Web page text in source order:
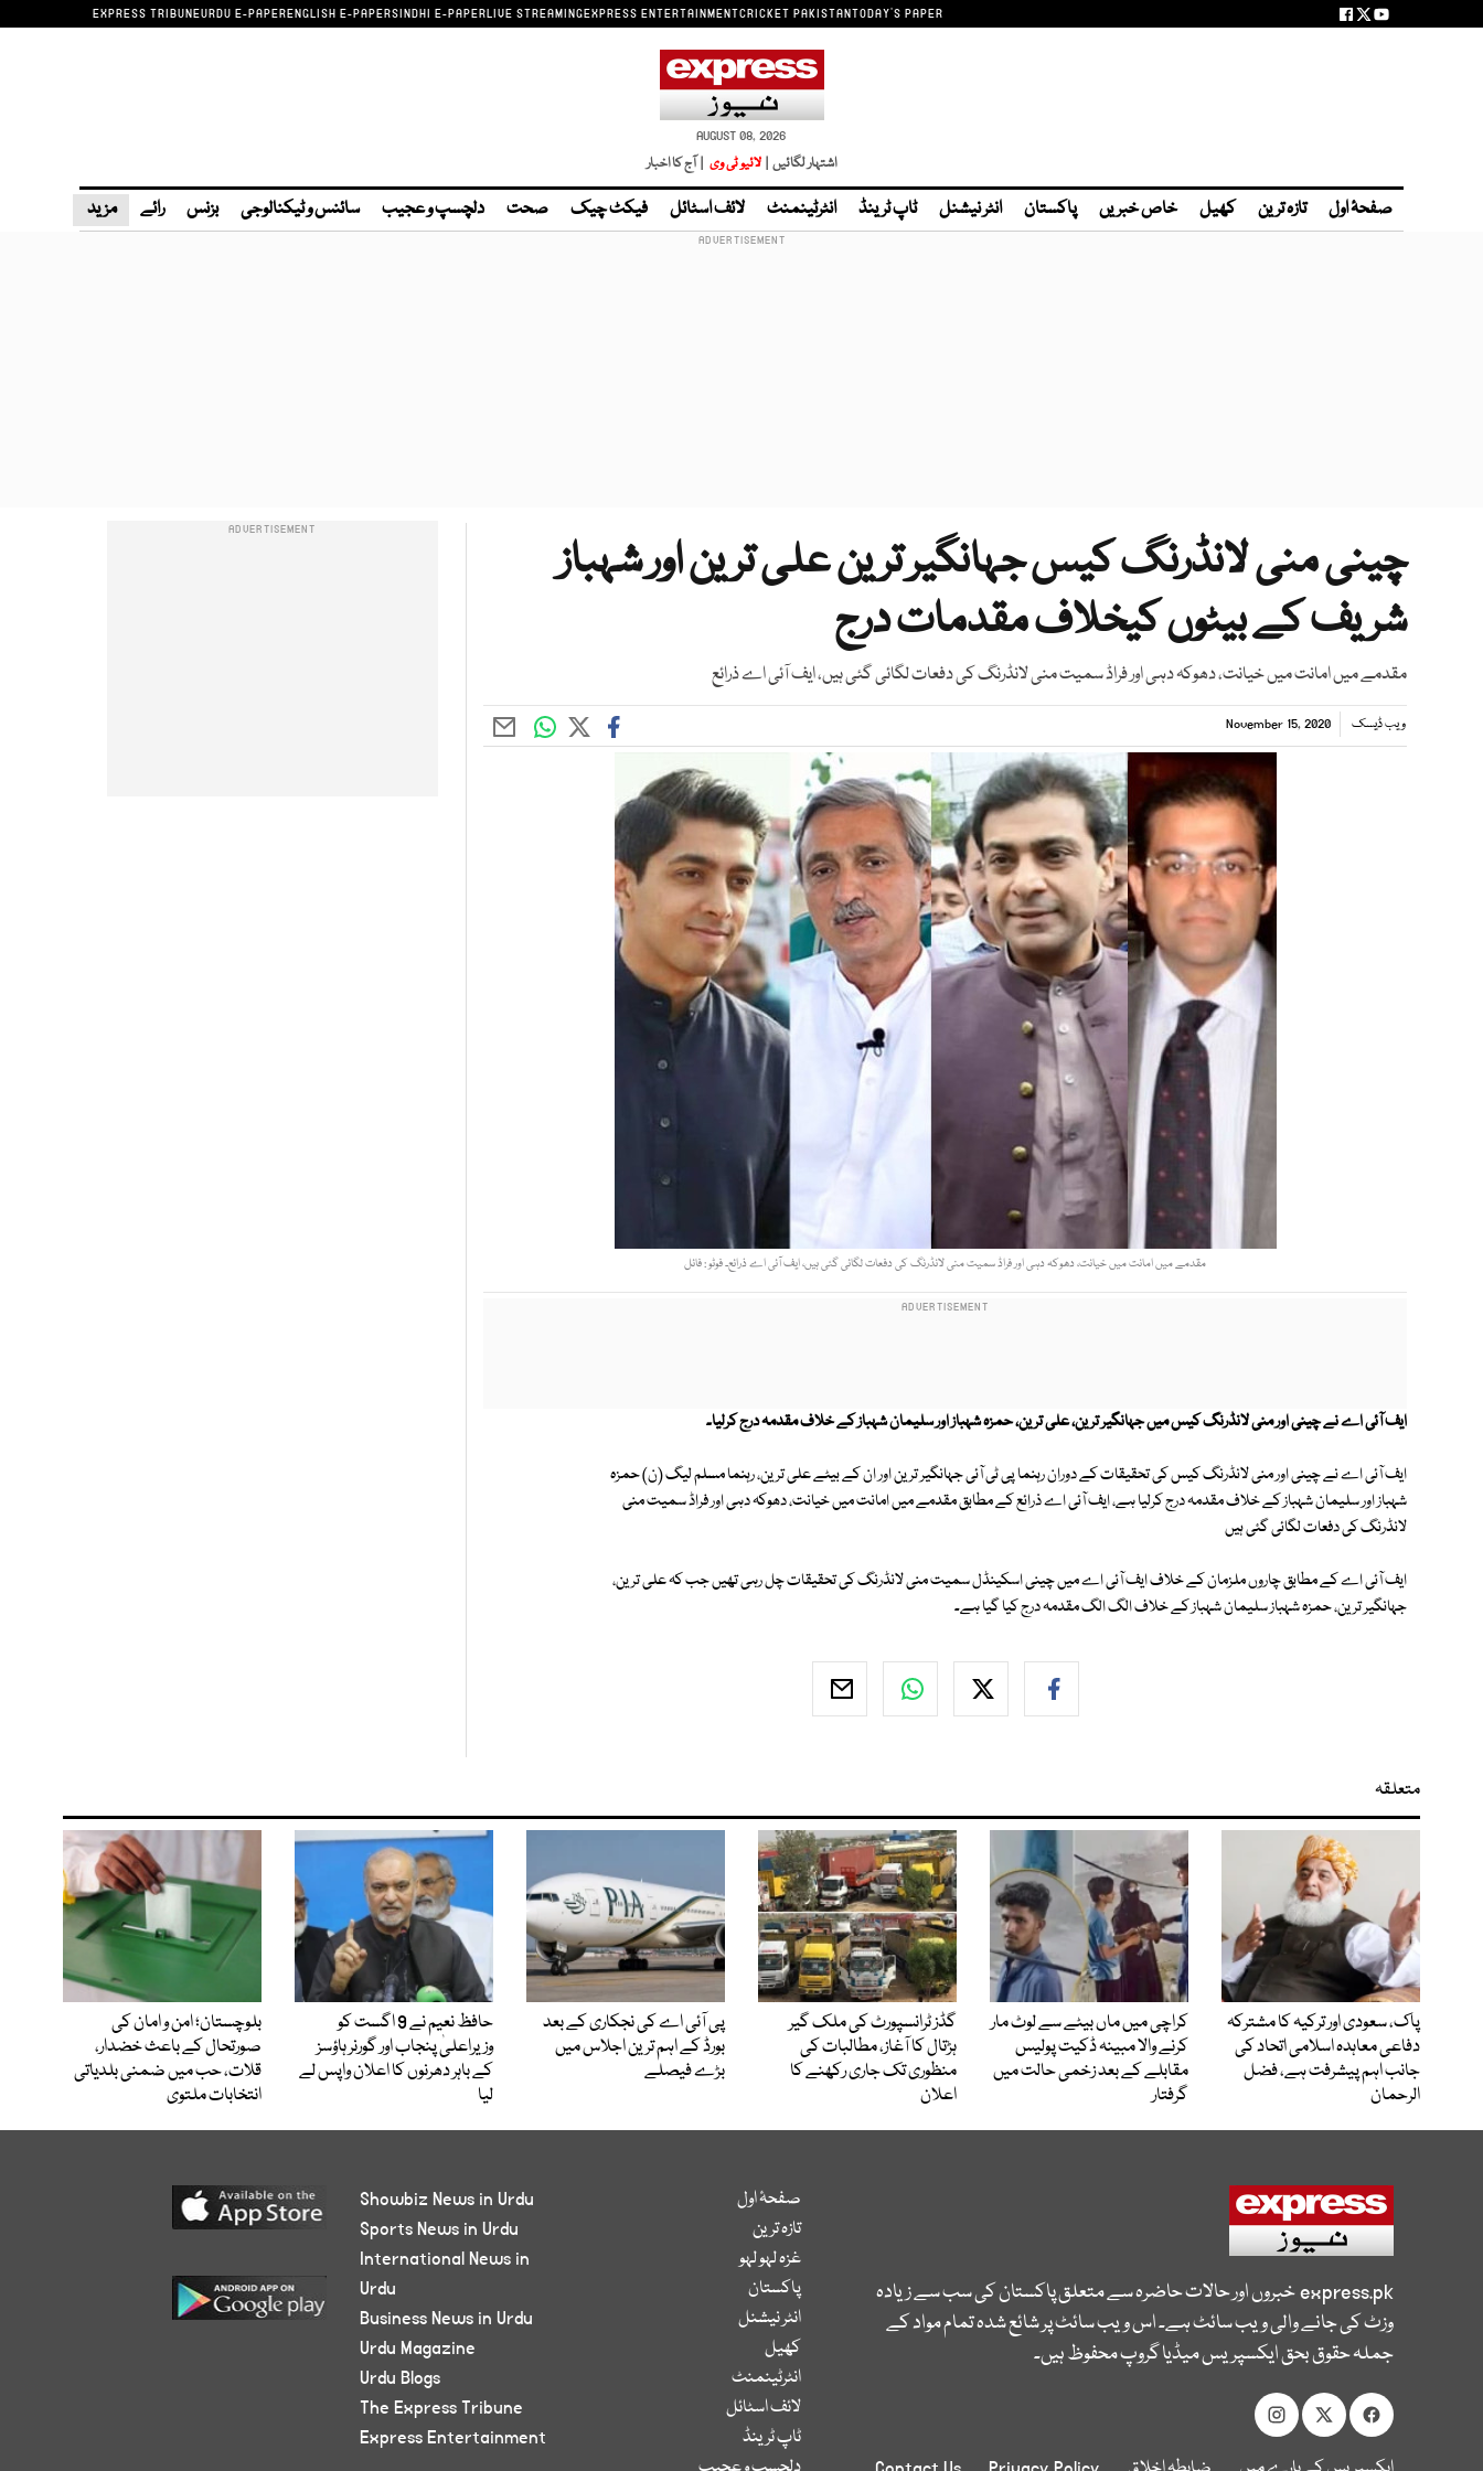
EXPRESS TRIBUNEURDU E-PAPERENGLISH E-PAPERSINDHI E-PAPERLIVE STREAMINGEXPRESS ENTERTAINMENTCRICKET PAKISTANTODAY'S PAPER
AUGUST 08, 2026
اشتہار لگائیں | لائیو ٹی وی | آج کا اخبار
صفحۂ اول تازہ ترین کھیل خاص خبریں پاکستان انٹر نیشنل ٹاپ ٹرینڈ انٹرٹینمنٹ لائف اسٹائل فیکٹ چیک صحت دلچسپ و عجیب سائنس و ٹیکنالوجی بزنس رائے مزید
چینی منی لانڈرنگ کیس جہانگیر ترین علی ترین اور شہباز
شریف کے بیٹوں کیخلاف مقدمات درج
مقدمے میں امانت میں خیانت، دھوکہ دہی اور فراڈ سمیت منی لانڈرنگ کی دفعات لگائی گئی ہیں، ایف آئی اے ذرائع
ویب ڈیسک November 15, 2020
مقدمے میں امانت میں خیانت، دھوکہ دہی اور فراڈ سمیت منی لانڈرنگ کی دفعات لگائی گئی ہیں، ایف آئی اے ذرائع۔ فوٹو : فائل
ایف آئی اے نے چینی اور منی لانڈرنگ کیس میں جہانگیر ترین، علی ترین، حمزہ شہباز اور سلیمان شہباز کے خلاف مقدمہ درج کرلیا۔
ایف آئی اے نے چینی اور منی لانڈرنگ کیس کی تحقیقات کے دوران رہنما پی ٹی آئی جہانگیر ترین اور ان کے بیٹے علی ترین، رہنما مسلم لیگ (ن) حمزہ
شہباز اور سلیمان شہباز کے خلاف مقدمہ درج کرلیا ہے، ایف آئی اے ذرائع کے مطابق مقدمے میں امانت میں خیانت، دھوکہ دہی اور فراڈ سمیت منی
لانڈرنگ کی دفعات لگائی گئی ہیں
ایف آئی اے کے مطابق چاروں ملزمان کے خلاف ایف آئی اے میں چینی اسکینڈل سمیت منی لانڈرنگ کی تحقیقات چل رہی تھیں جب کہ علی ترین،
جہانگیر ترین، حمزہ شہباز سلیمان شہباز کے خلاف الگ الگ مقدمہ درج کیا گیا ہے۔
متعلقہ
پاک، سعودی اور ترکیہ کا مشترکہ
دفاعی معاہدہ اسلامی اتحاد کی
جانب اہم پیشرفت ہے، فضل
الرحمان
کراچی میں ماں بیٹے سے لوٹ مار
کرنے والا مبینہ ڈکیت پولیس
مقابلے کے بعد زخمی حالت میں
گرفتار
گڈز ٹرانسپورٹ کی ملک گیر
ہڑتال کا آغاز، مطالبات کی
منظوری تک جاری رکھنے کا
اعلان
پی آئی اے کی نجکاری کے بعد
بورڈ کے اہم ترین اجلاس میں
بڑے فیصلے
حافظ نعیم نے 9 اگست کو
وزیراعلیٰ پنجاب اور گورنر ہاؤسز
کے باہر دھرنوں کا اعلان واپس لے
لیا
بلوچستان؛ امن و امان کی
صورتحال کے باعث خضدار،
قلات، حب میں ضمنی بلدیاتی
انتخابات ملتوی
express.pkخبروں اور حالات حاضرہ سے متعلق پاکستان کی سب سے زیادہ
وزٹ کی جانے والی ویب سائٹ ہے۔ اس ویب سائٹ پر شائع شدہ تمام مواد کے
جملہ حقوق بحق ایکسپریس میڈیا گروپ محفوظ ہیں۔
صفحۂ اول
تازہ ترین
غزہ لہو لہو
پاکستان
انٹر نیشنل
کھیل
انٹرٹینمنٹ
لائف اسٹائل
ٹاپ ٹرینڈ
Showbiz News in Urdu
Sports News in Urdu
International News in
Urdu
Business News in Urdu
Urdu Magazine
Urdu Blogs
The Express Tribune
Express Entertainment